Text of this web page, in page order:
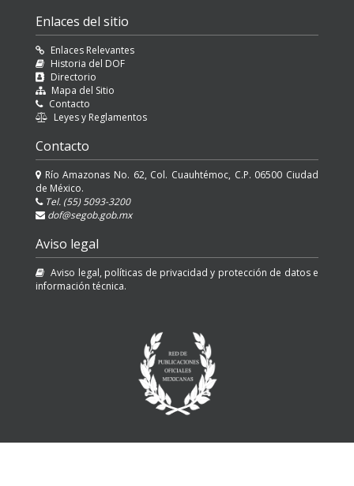
Enlaces del sitio
Enlaces Relevantes
Historia del DOF
Directorio
Mapa del Sitio
Contacto
Leyes y Reglamentos
Contacto
Río Amazonas No. 62, Col. Cuauhtémoc, C.P. 06500 Ciudad
de México.
Tel. (55) 5093-3200
dof@segob.gob.mx
Aviso legal
Aviso legal, políticas de privacidad y protección de datos e
información técnica.